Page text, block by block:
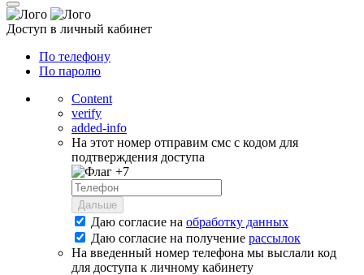
Доступ в личный кабинет
По телефону
По паролю
Content
verify
added-info
На этот номер отправим смс с кодом для
подтверждения доступа
+7
Дальше
Даю согласие на обработку данных
Даю согласие на получение рассылок
На введенный номер телефона мы выслали код
для доступа к личному кабинету